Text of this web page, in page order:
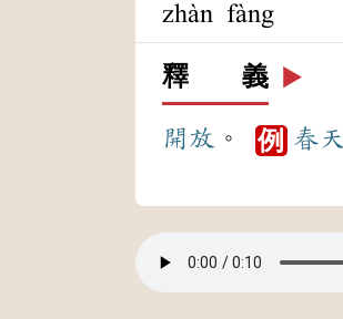
zhàn fàng
釋 義 ▶️
開放 。 例 春天